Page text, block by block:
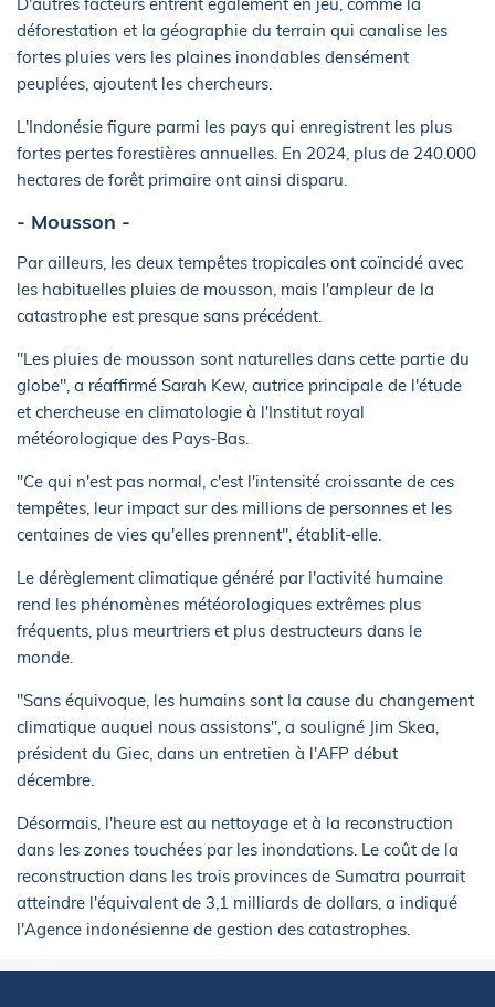
déforestation et la géographie du terrain qui canalise les
fortes pluies vers les plaines inondables densément
peuplées, ajoutent les chercheurs.
L'Indonésie figure parmi les pays qui enregistrent les plus
fortes pertes forestières annuelles. En 2024, plus de 240.000
hectares de forêt primaire ont ainsi disparu.
- Mousson -
Par ailleurs, les deux tempêtes tropicales ont coïncidé avec
les habituelles pluies de mousson, mais l'ampleur de la
catastrophe est presque sans précédent.
"Les pluies de mousson sont naturelles dans cette partie du
globe", a réaffirmé Sarah Kew, autrice principale de l'étude
et chercheuse en climatologie à l'Institut royal
météorologique des Pays-Bas.
"Ce qui n'est pas normal, c'est l'intensité croissante de ces
tempêtes, leur impact sur des millions de personnes et les
centaines de vies qu'elles prennent", établit-elle.
Le dérèglement climatique généré par l'activité humaine
rend les phénomènes météorologiques extrêmes plus
fréquents, plus meurtriers et plus destructeurs dans le
monde.
"Sans équivoque, les humains sont la cause du changement
climatique auquel nous assistons", a souligné Jim Skea,
président du Giec, dans un entretien à l'AFP début
décembre.
Désormais, l'heure est au nettoyage et à la reconstruction
dans les zones touchées par les inondations. Le coût de la
reconstruction dans les trois provinces de Sumatra pourrait
atteindre l'équivalent de 3,1 milliards de dollars, a indiqué
l'Agence indonésienne de gestion des catastrophes.